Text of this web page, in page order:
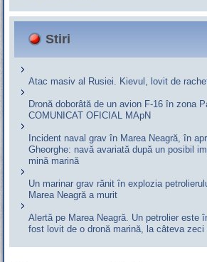
Stiri
Atac masiv al Rusiei. Kievul, lovit de
Dronă doborâtă de un avion F‑16 în zona
COMUNICAT OFICIAL MApN
Incident naval grav în Marea Neagră, în
Gheorghe: navă avariată după un posibil
mină marină
Un marinar grav rănit în explozia
Marea Neagră a murit
Alertă pe Marea Neagră. Un petrolier este
fost lovit de o dronă marină, la câteva